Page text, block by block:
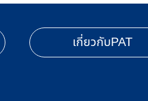
เกี่ยวกับPAT